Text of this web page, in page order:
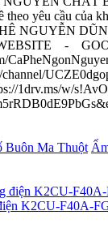
theo yêu cầu của
NGUYỄN
-
1drv.ms/w/
Buôn Ma Thuột
K2CU-F40A-